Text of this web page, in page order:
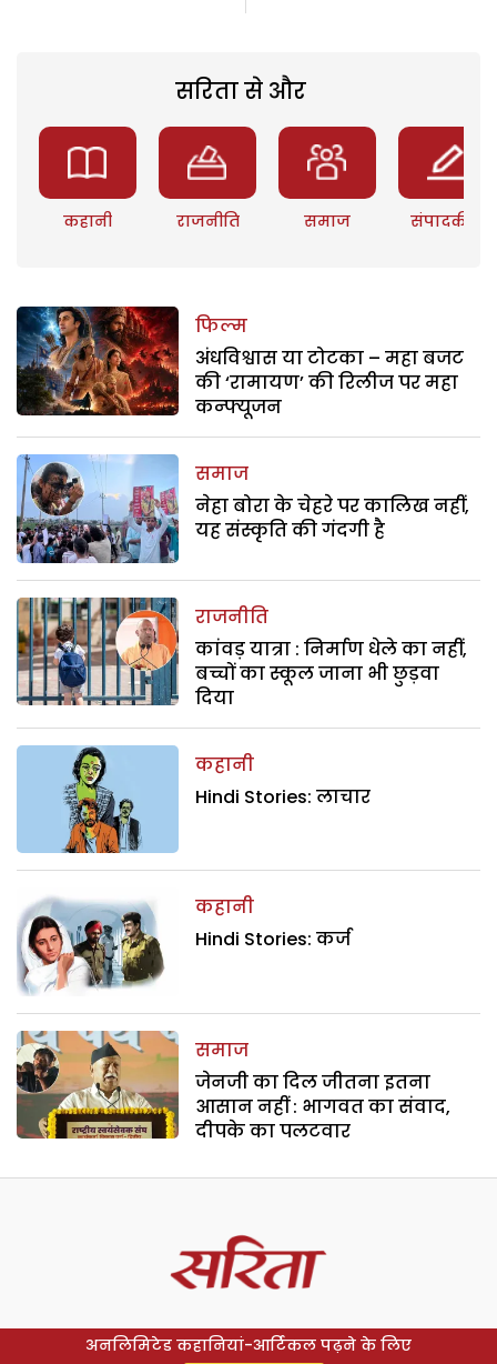
सरिता से और
कहानी राजनीति समाज संपादकीय
फिल्म
अंधविश्वास या टोटका – महा बजट
की ‘रामायण’ की रिलीज पर महा
कन्फ्यूजन
समाज
नेहा बोरा के चेहरे पर कालिख नहीं,
यह संस्कृति की गंदगी है
राजनीति
कांवड़ यात्रा : निर्माण धेले का नहीं,
बच्चों का स्कूल जाना भी छुड़वा
दिया
कहानी
Hindi Stories: लाचार
कहानी
Hindi Stories: कर्ज
समाज
जेनजी का दिल जीतना इतना
आसान नहीं : भागवत का संवाद,
दीपके का पलटवार
अनलिमिटेड कहानियां-आर्टिकल पढ़ने के लिए